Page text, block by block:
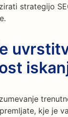
strategijo
kje je